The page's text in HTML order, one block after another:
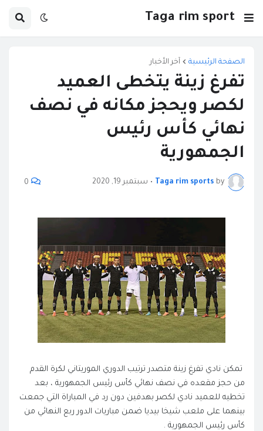
Taga rim sport
الصفحة الرئيسية آخر الأخبار
تفرغ زينة يتخطى العميد
لكصر ويحجز مكانه في نصف
نهائي كأس رئيس
الجمهورية
by
Taga rim sports
• سبتمبر 19, 2020 0
تمكن نادي تفرغ زينة متصدر ترتيب الدوري الموريتاني لكرة القدم
من حجز مقعده في نصف نهائي كأس رئيس الجمهورية ، بعد
تخطيه للعميد نادي لكصر بهدفين دون رد في المباراة التي جمعت
بينهما على ملعب شيخا بيديا ضمن مباريات الدور ربع النهائي من
كأس رئيس الجمهورية .